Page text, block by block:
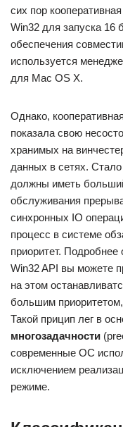
сих пор
Win32 для запуска 16
обеспечения
используется
для Mac OS X.
Однако,
показала свою
хранимых на
данных в сетях.
должны иметь
обслуживания
синхронных IO
процесс в системе
приоритет. Подробнее
Win32 API вы можете
на этом
большим
Такой прицип лег в
многозадачности
современные ОС
исключением
режиме.